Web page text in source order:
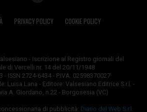
PRIVACY POLICY COOKIE POLICY
- Iscrizione al Registro giornali del
di Vercelli nr. 14 del 20/11/1948
- ISSN 2724-6434 - P.IVA: 02598370027
Luisa Lana - Editore: Valsesiano Editrice S.r.l. -
A. Giordano, n.22 - Borgosesia (VC)
di pubblicità: Diario del Web S.r.l.